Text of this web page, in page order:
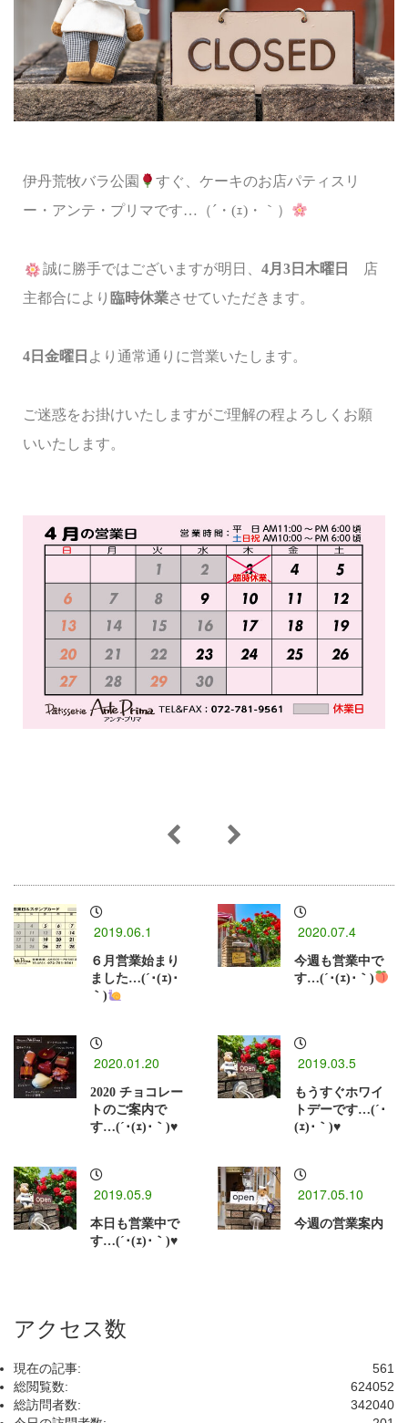
伊丹荒牧バラ公園
すぐ、ケーキのお店パティスリ
ー・アンテ・プリマです…（´・(ｪ)・｀）
誠に勝手ではございますが明日、 4月3日木曜日
店
主都合により 臨時休業させていただきます。
4日金曜日 より通常通りに営業いたします。
ご迷惑をお掛けいたしますがご理解の程よろしくお願
いいたします。
2019.06.1
６月営業始まり
ました…(´･(ｪ)･
｀)
2020.07.4
今週も営業中で
す…(´･(ｪ)･｀)
2020.01.20
2020 チョコレー
トのご案内で
す…(´･(ｪ)･｀)♥
2019.03.5
もうすぐホワイ
トデーです…(´･
(ｪ)･｀)♥
2019.05.9
本日も営業中で
す…(´･(ｪ)･｀)♥
2017.05.10
今週の営業案内
アクセス数
561
現在の記事:
624052
総閲覧数:
342040
総訪問者数: